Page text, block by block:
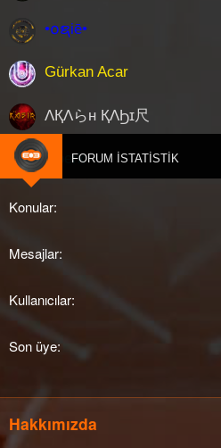
•໐ຊiē•
Gürkan Acar
ΛҚΛらн ҚΛϦɪ尺
djberkFORUM İSTATISTIK
Konular
Mesajlar
Kullanıcılar
Son üye
Hakkımızda